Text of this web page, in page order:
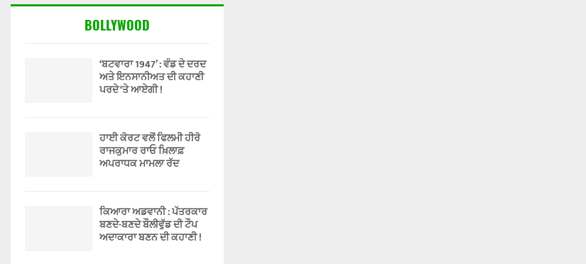
BOLLYWOOD
‘ਬਟਵਾਰਾ 1947’ : ਵੰਡ ਦੇ ਦਰਦ
ਅਤੇ ਇਨਸਾਨੀਅਤ ਦੀ ਕਹਾਣੀ
ਪਰਦੇ ‘ਤੇ ਆਏਗੀ !
ਹਾਈ ਕੋਰਟ ਵਲੋਂ ਫਿਲਮੀ ਹੀਰੋ
ਰਾਜਕੁਮਾਰ ਰਾਓ ਖ਼ਿਲਾਫ਼
ਅਪਰਾਧਕ ਮਾਮਲਾ ਰੱਦ
ਕਿਆਰਾ ਅਡਵਾਨੀ : ਪੱਤਰਕਾਰ
ਬਣਦੇ-ਬਣਦੇ ਬੌਲੀਵੁੱਡ ਦੀ ਟੌਪ
ਅਦਾਕਾਰਾ ਬਣਨ ਦੀ ਕਹਾਣੀ !